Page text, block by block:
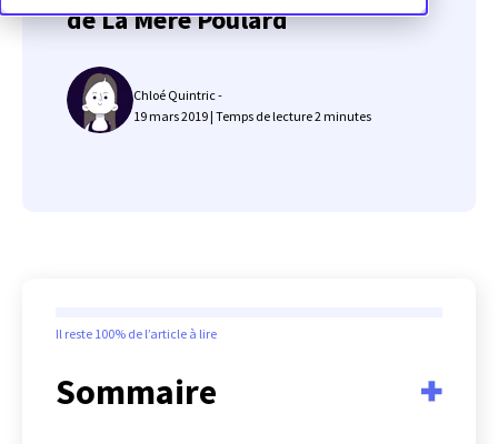
de La Mère Poulard
Chloé Quintric -
19 mars 2019 | Temps de lecture2minutes
Il reste 100% de l’article à lire
Sommaire